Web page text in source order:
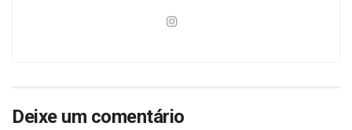
Deixe um comentário